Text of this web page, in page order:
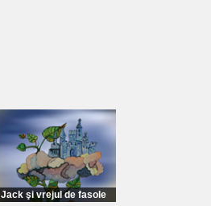
Jack şi vrejul de fasole